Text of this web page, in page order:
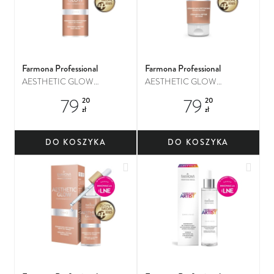
Farmona Professional
AESTHETIC GLOW
79 20
zł
DO KOSZYKA
Farmona Professional
AESTHETIC GLOW
maska żelowa79 20
zł
DO KOSZYKA
Dodaj do ulubionych